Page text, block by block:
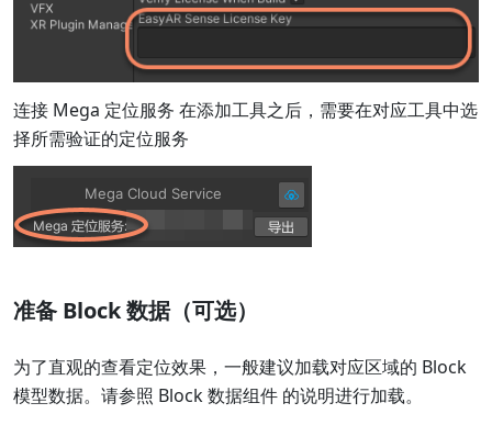
连接 Mega 定位服务 在添加工具之后，需要在对应工具中选
择所需验证的定位服务
准备 Block 数据（可选）
为了直观的查看定位效果，一般建议加载对应区域的 Block
模型数据。请参照 Block 数据组件 的说明进行加载。